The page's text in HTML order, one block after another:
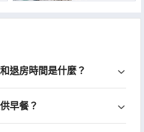
退房時間是什麼？
早餐？